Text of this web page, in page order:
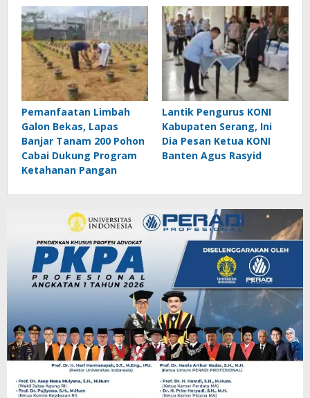
Pemanfaatan Limbah
Galon Bekas, Lapas
Banjar Tanam 200 Pohon
Cabai Dukung Program
Ketahanan Pangan
Lantik Pengurus KONI
Kabupaten Serang, Ini
Dia Pesan Ketua KONI
Banten Agus Rasyid